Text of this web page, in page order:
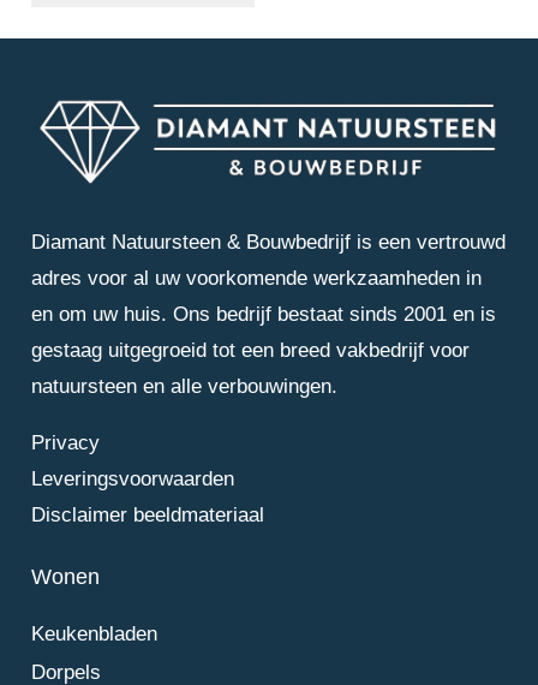
Diamant Natuursteen & Bouwbedrijf is een vertrouwd
adres voor al uw voorkomende werkzaamheden in
en om uw huis. Ons bedrijf bestaat sinds 2001 en is
gestaag uitgegroeid tot een breed vakbedrijf voor
natuursteen en alle verbouwingen.
Privacy
Leveringsvoorwaarden
Disclaimer beeldmateriaal
Wonen
Keukenbladen
Dorpels